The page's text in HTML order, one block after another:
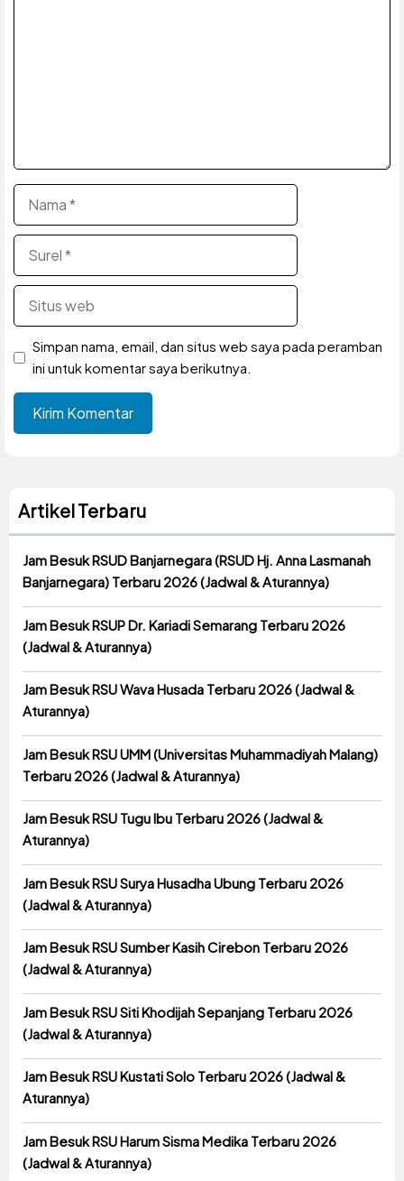
Nama
Surel
Situs
web
Simpan nama, email, dan situs web saya pada peramban
ini untuk komentar saya berikutnya.
Artikel Terbaru
Jam Besuk RSUD Banjarnegara (RSUD Hj. Anna Lasmanah
Banjarnegara) Terbaru 2026 (Jadwal & Aturannya)
Jam Besuk RSUP Dr. Kariadi Semarang Terbaru 2026
(Jadwal & Aturannya)
Jam Besuk RSU Wava Husada Terbaru 2026 (Jadwal &
Aturannya)
Jam Besuk RSU UMM (Universitas Muhammadiyah Malang)
Terbaru 2026 (Jadwal & Aturannya)
Jam Besuk RSU Tugu Ibu Terbaru 2026 (Jadwal &
Aturannya)
Jam Besuk RSU Surya Husadha Ubung Terbaru 2026
(Jadwal & Aturannya)
Jam Besuk RSU Sumber Kasih Cirebon Terbaru 2026
(Jadwal & Aturannya)
Jam Besuk RSU Siti Khodijah Sepanjang Terbaru 2026
(Jadwal & Aturannya)
Jam Besuk RSU Kustati Solo Terbaru 2026 (Jadwal &
Aturannya)
Jam Besuk RSU Harum Sisma Medika Terbaru 2026
(Jadwal & Aturannya)